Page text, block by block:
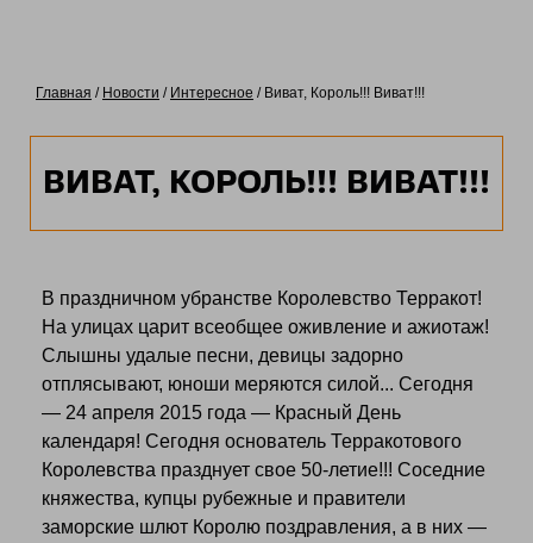
ВИВАТ, КОРОЛЬ!!! ВИВАТ!!!
Главная / Новости / Интересное / Виват, Король!!! Виват!!!
В праздничном убранстве Королевство Терракот!
На улицах царит всеобщее оживление и ажиотаж!
Слышны удалые песни, девицы задорно
отплясывают, юноши меряются силой... Сегодня
— 24 апреля 2015 года — Красный День
календаря! Сегодня основатель Терракотового
Королевства празднует свое 50-летие!!! Соседние
княжества, купцы рубежные и правители
заморские шлют Королю поздравления, а в них —